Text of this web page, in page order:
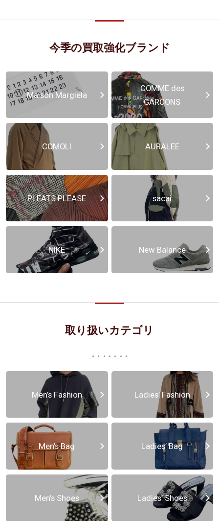
今季の買取強化ブランド
Maison Margiela
COMME des
GARCONS
COMOLI AURALEE
PLEATS PLEASE sacai
NIKE New Balance
取り扱いカテゴリ
Men’s Fashion Ladies’ Fashion
Men’s Bag Ladies’ Bag
Men’s Shoes Ladies’ Shoes